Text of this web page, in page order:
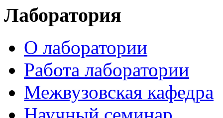
Лаборатория
О лаборатории
Работа лаборатории
Межвузовская кафедра